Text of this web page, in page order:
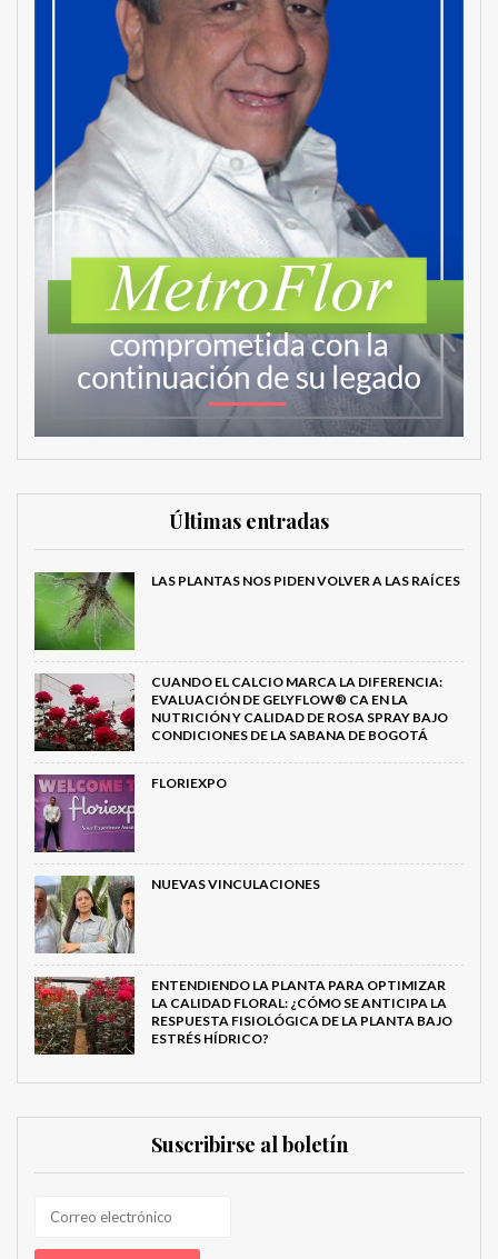
Últimas entradas
LAS PLANTAS NOS PIDEN VOLVER A LAS RAÍCES
CUANDO EL CALCIO MARCA LA DIFERENCIA:
EVALUACIÓN DE GELYFLOW® CA EN LA
NUTRICIÓN Y CALIDAD DE ROSA SPRAY BAJO
CONDICIONES DE LA SABANA DE BOGOTÁ
FLORIEXPO
NUEVAS VINCULACIONES
ENTENDIENDO LA PLANTA PARA OPTIMIZAR
LA CALIDAD FLORAL: ¿CÓMO SE ANTICIPA LA
RESPUESTA FISIOLÓGICA DE LA PLANTA BAJO
ESTRÉS HÍDRICO?
Suscribirse al boletín